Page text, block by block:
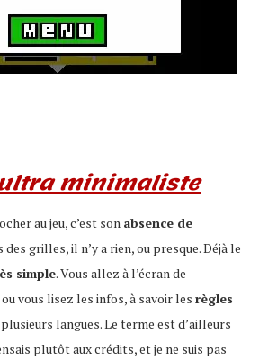
minimaliste
au jeu, c’est son absence de
des grilles, il n’y a rien, ou presque. Déjà le
simple. Vous allez à l’écran de
ou vous lisez les infos, à savoir les règles
langues. Le terme est d’ailleurs
plutôt aux crédits, et je ne suis pas